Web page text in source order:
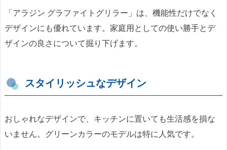
「アラジン グラファイトグリラー」は、機能性だけでなく
デザインにも優れています。家庭用としての使い勝手とデ
ザインの良さについて掘り下げます。
スタイリッシュなデザイン
おしゃれなデザインで、キッチンに置いても生活感を損な
いません。グリーンカラーのモデルは特に人気です。